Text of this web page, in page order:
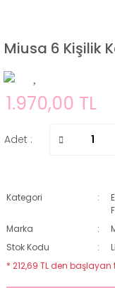
Miusa 6 Kişilik
1.970,00 TL
Adet :
Kategori
Marka
Stok Kodu
* 212,69 TL den başlayan